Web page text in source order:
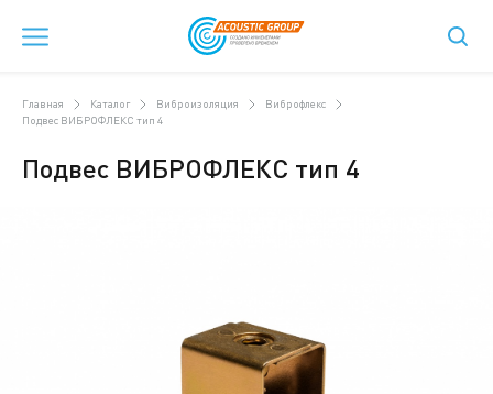
Главная Каталог Виброизоляция
Виброфлекс
Подвес ВИБРОФЛЕКС тип 4
Подвес ВИБРОФЛЕКС тип 4